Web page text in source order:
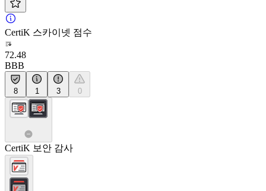
CertiK 스카이넷 점수
72.48
BBB
8 1 3 0
CertiK 보안 감사